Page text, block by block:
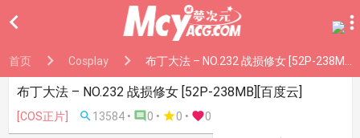

首页 Cosplay 布丁大法 – NO.232 战损修女 [52P-238MB][百度云]
布丁大法 – NO.232 战损修女 [52P-238MB][百度云]
[COS正片]  13584 •  0 • 0 • 0